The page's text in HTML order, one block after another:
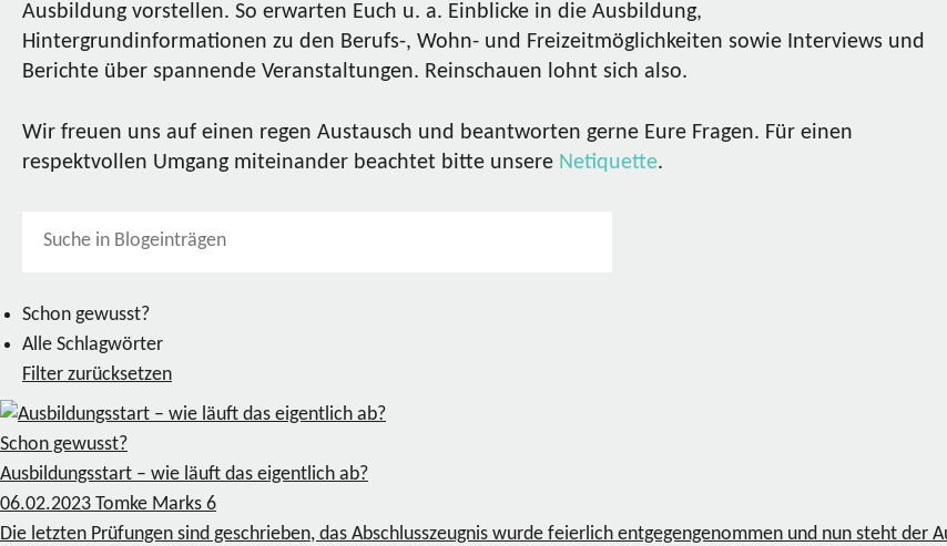
Ausbildung vorstellen. So erwarten Euch u. a. Einblicke in die Ausbildung,
Hintergrundinformationen zu den Berufs-, Wohn- und Freizeitmöglichkeiten sowie Interviews und
Berichte über spannende Veranstaltungen. Reinschauen lohnt sich also.
Wir freuen uns auf einen regen Austausch und beantworten gerne Eure Fragen. Für einen
respektvollen Umgang miteinander beachtet bitte unsere Netiquette.
Schon gewusst?
Alle Schlagwörter
Filter zurücksetzen
Schon gewusst?
Ausbildungsstart – wie läuft das eigentlich ab?
06.02.2023 Tomke Marks 6
Die letzten Prüfungen sind geschrieben, das Abschlusszeugnis wurde feierlich entgegengenommen und nun steht